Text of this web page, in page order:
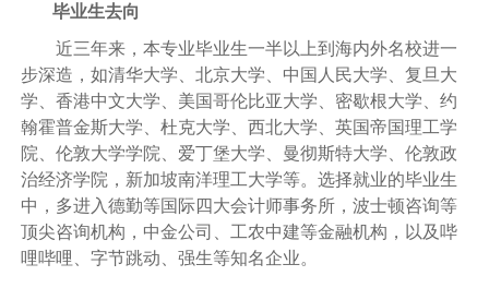
毕业生去向
近三年来，本专业毕业生一半以上到海内外名校进一
步深造，如清华大学、北京大学、中国人民大学、复旦大
学、香港中文大学、美国哥伦比亚大学、密歇根大学、约
翰霍普金斯大学、杜克大学、西北大学、英国帝国理工学
院、伦敦大学学院、爱丁堡大学、曼彻斯特大学、伦敦政
治经济学院，新加坡南洋理工大学等。选择就业的毕业生
中，多进入德勤等国际四大会计师事务所，波士顿咨询等
顶尖咨询机构，中金公司、工农中建等金融机构，以及哔
哩哔哩、字节跳动、强生等知名企业。